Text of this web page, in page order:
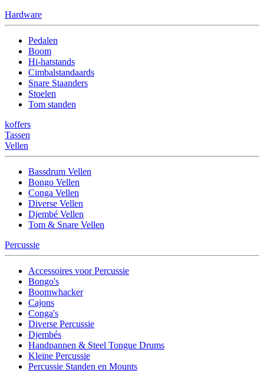
Hardware
Pedalen
Boom
Hi-hatstands
Cimbalstandaards
Snare Staanders
Stoelen
Tom standen
koffers
Tassen
Vellen
Bassdrum Vellen
Bongo Vellen
Conga Vellen
Diverse Vellen
Djembé Vellen
Tom & Snare Vellen
Percussie
Accessoires voor Percussie
Bongo's
Boomwhacker
Cajons
Conga's
Diverse Percussie
Djembés
Handpannen & Steel Tongue Drums
Kleine Percussie
Percussie Standen en Mounts